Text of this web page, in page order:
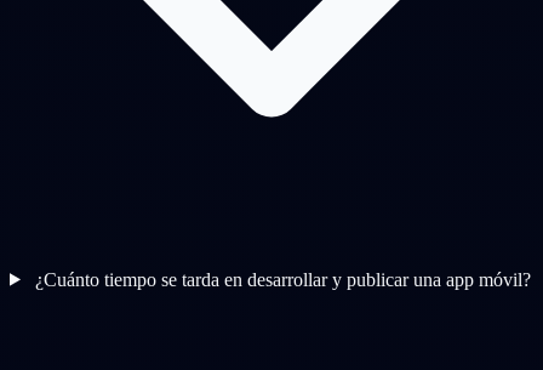
¿Cuánto tiempo se tarda en desarrollar y publicar una app móvil?